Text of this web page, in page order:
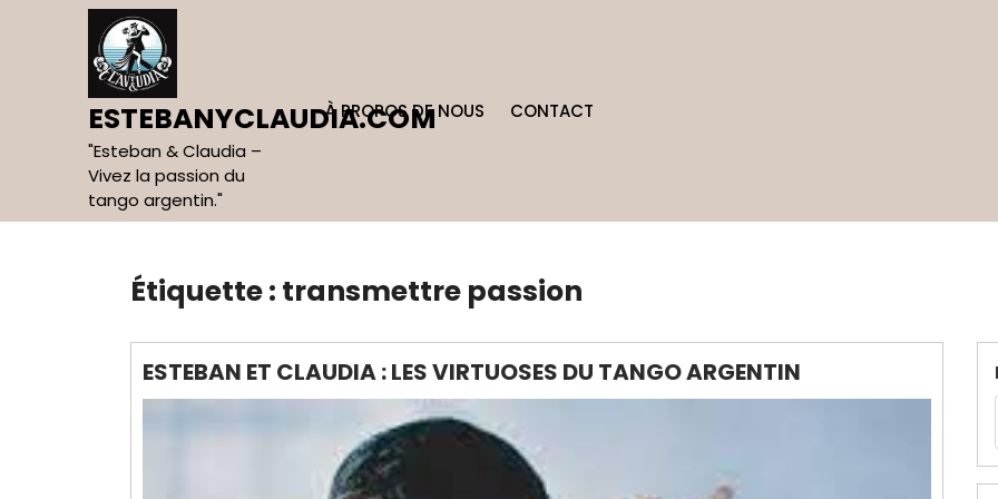
ESTEBANYCLAUDIA.COM
"Esteban & Claudia –
Vivez la passion du
tango argentin."
À PROPOS DE NOUS CONTACT
Étiquette : transmettre passion
ESTEBAN ET CLAUDIA : LES VIRTUOSES DU TANGO ARGENTIN